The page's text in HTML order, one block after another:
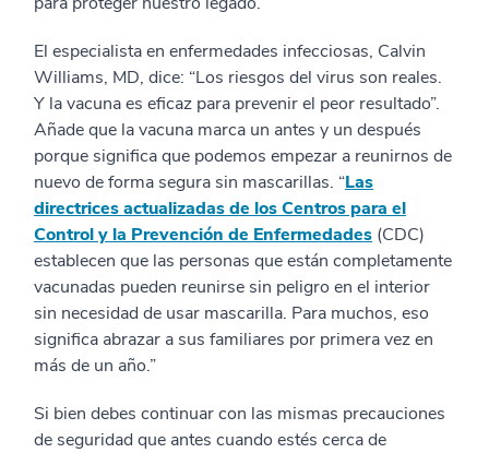
El especialista en enfermedades infecciosas, Calvin
Williams, MD, dice: “Los riesgos del virus son reales.
Y la vacuna es eficaz para prevenir el peor resultado”.
Añade que la vacuna marca un antes y un después
porque significa que podemos empezar a reunirnos de
nuevo de forma segura sin mascarillas. “Las
directrices actualizadas de los Centros para el
Control y la Prevención de Enfermedades (CDC)
establecen que las personas que están completamente
vacunadas pueden reunirse sin peligro en el interior
sin necesidad de usar mascarilla. Para muchos, eso
significa abrazar a sus familiares por primera vez en
más de un año.”
Si bien debes continuar con las mismas precauciones
de seguridad que antes cuando estés cerca de